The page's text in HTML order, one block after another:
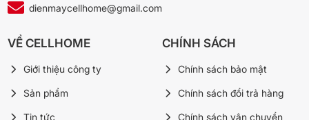
dienmaycellhome@gmail.com
VỀ CELLHOME
Giới thiệu công ty
Sản phẩm
Tin tức
CHÍNH SÁCH
Chính sách bảo mật
Chính sách đổi trả hàng
Chính sách vận chuyển